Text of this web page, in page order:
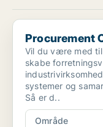
Procurement
Procurement
Vil du være med
skabe
systemer og
Så er d..
Område